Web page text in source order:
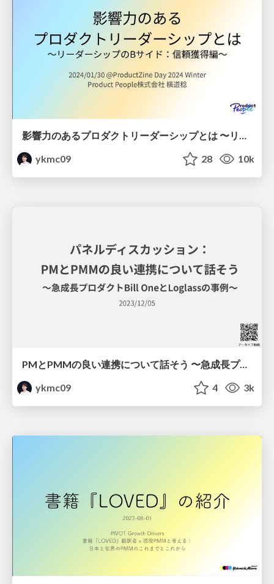
影響力のあるプロダクトリーダーシップとは 〜リーダーシップのBサイド：信頼獲得編〜 / B-side of Product Leadership
ykmc09
28 10k
PMとPMMの良い連携について話そう 〜急成長プロダクトBill OneとLoglassの事例〜 / Partnership between PM and PMM
ykmc09
4 3k